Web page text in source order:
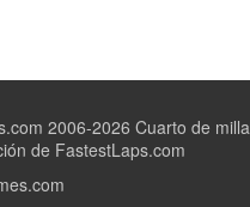
2006-2026 Cuarto de
de FastestLaps.com